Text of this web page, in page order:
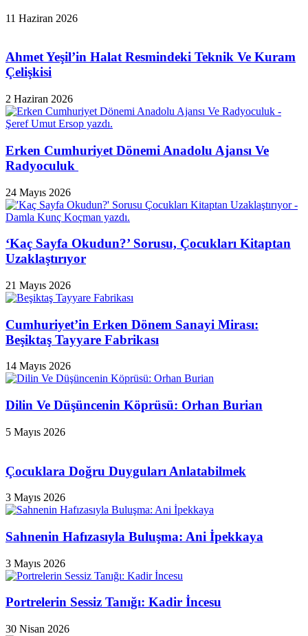
11 Haziran 2026
Ahmet Yeşil’in Halat Resmindeki Teknik Ve Kuram
Çelişkisi
2 Haziran 2026
Erken Cumhuriyet Dönemi Anadolu Ajansı Ve
Radyoculuk
24 Mayıs 2026
‘Kaç Sayfa Okudun?’ Sorusu, Çocukları Kitaptan
Uzaklaştırıyor
21 Mayıs 2026
Cumhuriyet’in Erken Dönem Sanayi Mirası:
Beşiktaş Tayyare Fabrikası
14 Mayıs 2026
Dilin Ve Düşüncenin Köprüsü: Orhan Burian
5 Mayıs 2026
Çocuklara Doğru Duyguları Anlatabilmek
3 Mayıs 2026
Sahnenin Hafızasıyla Buluşma: Ani İpekkaya
3 Mayıs 2026
Portrelerin Sessiz Tanığı: Kadir İncesu
30 Nisan 2026